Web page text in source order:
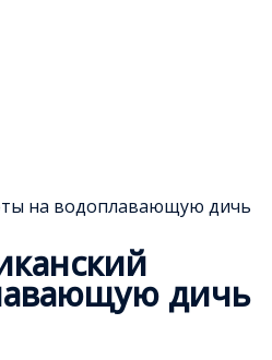
на водоплавающую дичь
дичь